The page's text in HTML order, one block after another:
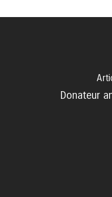
Donateur